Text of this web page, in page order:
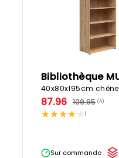
Bibliothèque
40x80x195cm
87.96 109.95 (A)
1
Sur commande